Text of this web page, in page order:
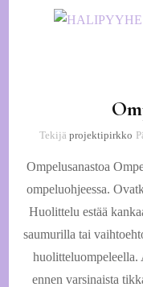
Tekijä projektipirkko
Ompelusanastoa
ompeluohjeessa.
Huolittelu estää
saumurilla tai
ennen varsinaista